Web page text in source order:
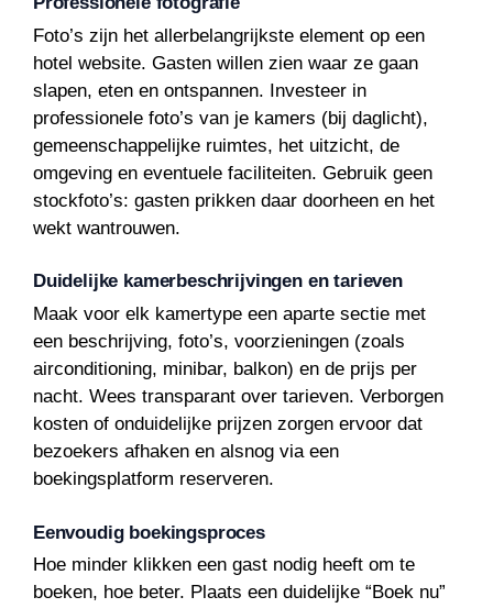
Foto’s zijn het allerbelangrijkste element op een
hotel website. Gasten willen zien waar ze gaan
slapen, eten en ontspannen. Investeer in
professionele foto’s van je kamers (bij daglicht),
gemeenschappelijke ruimtes, het uitzicht, de
omgeving en eventuele faciliteiten. Gebruik geen
stockfoto’s: gasten prikken daar doorheen en het
wekt wantrouwen.
Duidelijke kamerbeschrijvingen en tarieven
Maak voor elk kamertype een aparte sectie met
een beschrijving, foto’s, voorzieningen (zoals
airconditioning, minibar, balkon) en de prijs per
nacht. Wees transparant over tarieven. Verborgen
kosten of onduidelijke prijzen zorgen ervoor dat
bezoekers afhaken en alsnog via een
boekingsplatform reserveren.
Eenvoudig boekingsproces
Hoe minder klikken een gast nodig heeft om te
boeken, hoe beter. Plaats een duidelijke “Boek nu”